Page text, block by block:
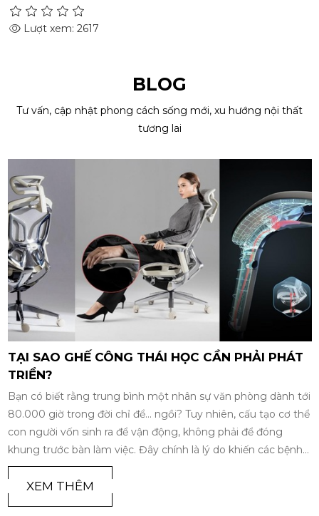
Lượt xem: 2617
BLOG
Tư vấn, cập nhật phong cách sống mới, xu hướng nội thất
tương lai
TẠI SAO GHẾ CÔNG THÁI HỌC CẦN PHẢI PHÁT
TRIỂN?
Bạn có biết rằng trung bình một nhân sự văn phòng dành tới
80.000 giờ trong đời chỉ để... ngồi? Tuy nhiên, cấu tạo cơ thể
con người vốn sinh ra để vận động, không phải để đóng
khung trước bàn làm việc. Đây chính là lý do khiến các bệnh
lý về cột sống trở thành 'đại dịch âm thầm' của thế kỷ 21.
Trong bối cảnh đó, sự ra đời và phát triển của ghế công thái
học không chỉ là một xu hướng nội thất nhất thời, mà đã trở
XEM THÊM